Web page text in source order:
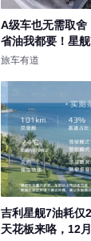
A级车也无需取舍
省油我都要！星
万！
旅车有道
吉利星舰7油耗仅
天花板来咯，12